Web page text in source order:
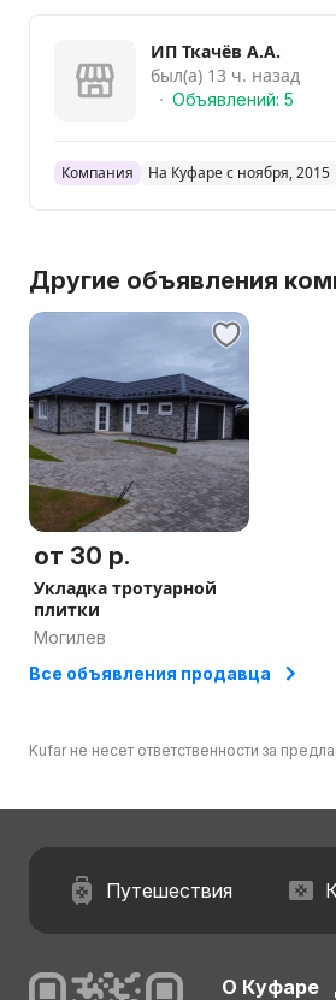
ИП Ткачёв А.А.
был(а) 13 ч. назад
Объявлений: 5
Компания На Куфаре с ноября, 2015
Другие объявления
от 30 р.
Укладка тротуарной
плитки
Могилев
Все объявления продавца
Kufar не несет ответственности за
Путешествия
О Куфаре